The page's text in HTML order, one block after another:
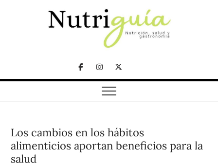
FacebookInstagram
Twitter
Telegram
Nutriguía (Desde
2002)
Los cambios en los hábitos
alimenticios aportan beneficios para la
salud